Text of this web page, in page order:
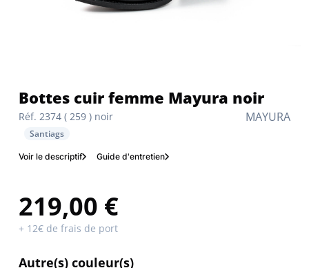
MAYURA
Réf. 2374 ( 259 ) noir
Bottes cuir femme Mayura noir
Santiags
Voir le descriptif Guide d'entretien
219,00 €
+ 12€ de frais de port
Autre(s) couleur(s)